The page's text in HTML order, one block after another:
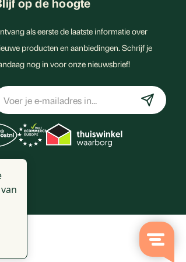
als eerste de laatste informatie over
producten en aanbiedingen. Schrijf je
nog in voor onze nieuwsbrief!